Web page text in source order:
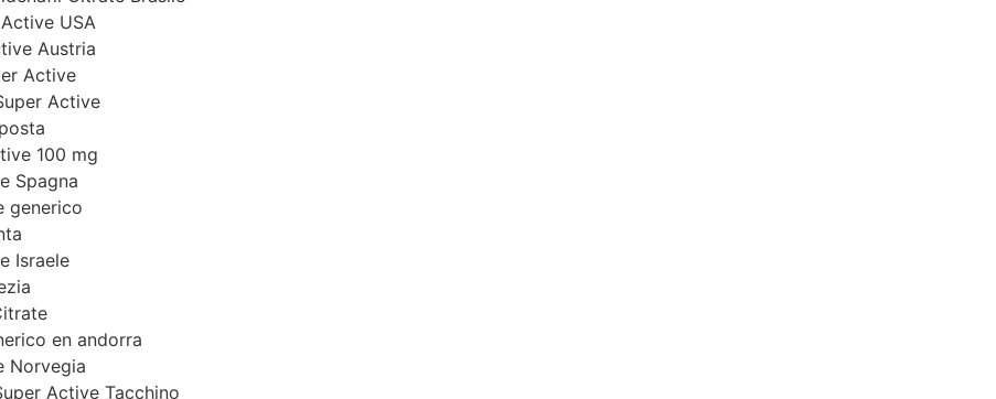
USA
Austria
Active
Active
100 mg
Spagna
generico
Israele
en andorra
Norvegia
Active Tacchino